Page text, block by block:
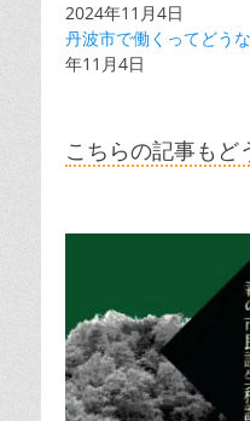
2024年11月4日
丹波市で働くってどう
年11月4日
こちらの記事もど